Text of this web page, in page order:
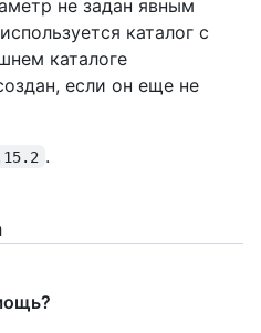
не задан явным
каталог с
каталоге
если он еще не
.